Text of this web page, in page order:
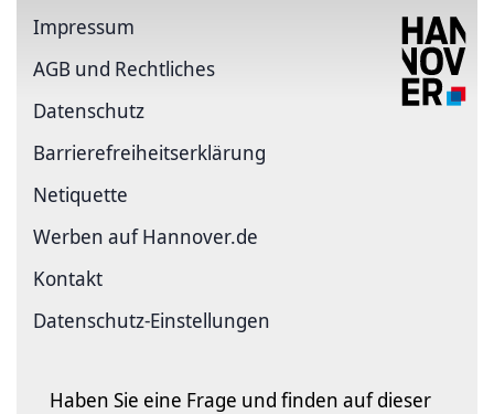
Impressum
AGB und Rechtliches
Datenschutz
Barriere­freiheits­erklärung
Netiquette
Werben auf Hannover.de
Kontakt
Datenschutz-Einstellungen
Haben Sie eine Frage und finden auf dieser